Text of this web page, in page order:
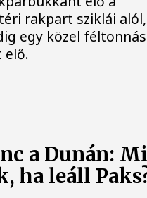
rakpart sziklái alól,
egy közel
elő.
a Dunán: Mi
ha leáll